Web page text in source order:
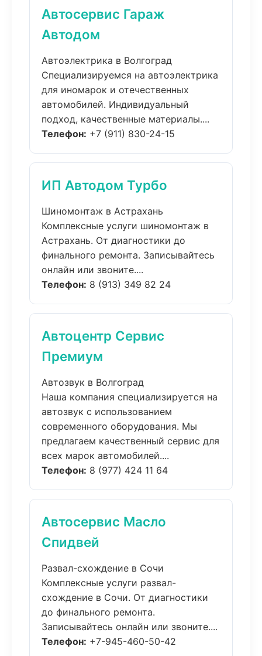
Автосервис Гараж
Автодом
Автоэлектрика в Волгоград
Специализируемся на автоэлектрика
для иномарок и отечественных
автомобилей. Индивидуальный
подход, качественные материалы....
Телефон: +7 (911) 830-24-15
ИП Автодом Турбо
Шиномонтаж в Астрахань
Комплексные услуги шиномонтаж в
Астрахань. От диагностики до
финального ремонта. Записывайтесь
онлайн или звоните....
Телефон: 8 (913) 349 82 24
Автоцентр Сервис
Премиум
Автозвук в Волгоград
Наша компания специализируется на
автозвук с использованием
современного оборудования. Мы
предлагаем качественный сервис для
всех марок автомобилей....
Телефон: 8 (977) 424 11 64
Автосервис Масло
Спидвей
Развал-схождение в Сочи
Комплексные услуги развал-
схождение в Сочи. От диагностики
до финального ремонта.
Записывайтесь онлайн или звоните....
Телефон: +7-945-460-50-42